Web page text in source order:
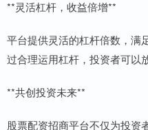
**灵活杠杆，收益倍增**
平台提供灵活的杠杆倍数，满
过合理运用杠杆，投资者可以
**共创投资未来**
股票配资招商平台不仅为投资